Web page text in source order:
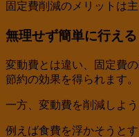
固定費削減のメリットは主
無理せず簡単に行える
変動費とは違い、固定費
節約の効果を得られます。
一方、変動費を削減しよ
例えば食費を浮かそうと